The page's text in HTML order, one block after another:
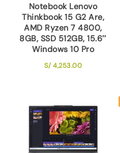
Notebook Lenovo
Thinkbook 15 G2 Are,
AMD Ryzen 7 4800,
8GB, SSD 512GB, 15.6″
Windows 10 Pro
S/4,253.00